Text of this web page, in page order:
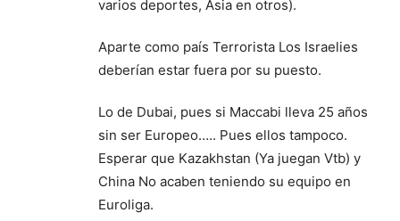
varios deportes, Asia en otros).
Aparte como país Terrorista Los Israelies
deberían estar fuera por su puesto.
Lo de Dubai, pues si Maccabi lleva 25 años
sin ser Europeo….. Pues ellos tampoco.
Esperar que Kazakhstan (Ya juegan Vtb) y
China No acaben teniendo su equipo en
Euroliga.